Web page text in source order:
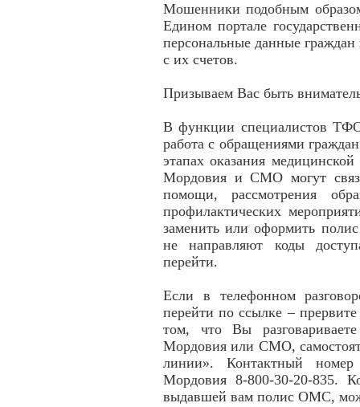
Мошенники подобным
Едином портале
персональные данные
с их счетов.
Призываем Вас быть
В функции специалистов
работа с обращениями
этапах оказания
Мордовия и СМО могут
помощи, рассмотрения
профилактических
заменить или оформить
не направляют коды
перейти.
Если в телефонном
перейти по ссылке –
том, что Вы
Мордовия или СМО,
линии». Контактный
Мордовия 8-800-30-20-835.
выдавшей вам полис ОМС,